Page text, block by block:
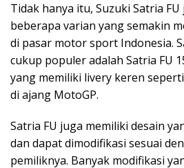
Tidak hanya itu, Suzuki Satria
beberapa varian yang semakin
di pasar motor sport Indonesia.
cukup populer adalah Satria FU
yang memiliki livery keren
di ajang MotoGP.
Satria FU juga memiliki desain
dan dapat dimodifikasi sesuai
pemiliknya. Banyak modifikasi